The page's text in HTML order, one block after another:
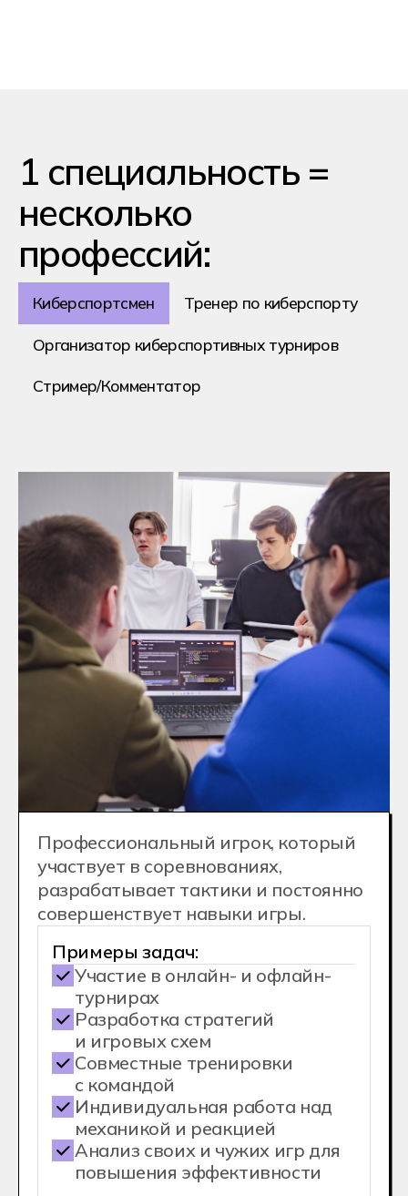
С дипломом
колледжа
вы cможете
Оставьте заявку на консультацию
менеджера приемной комиссии.
Мы ответим на все вопросы
А мне подойдет
профессия?
Без ЕГЭ по внутренним
Хекслет Колледжсотрудничает
, предлагая
поступление на льготных
условиях
Устроиться на работу
80% выпускников Хекслет
устраиваются на работу в IT
в течение 1 года после выпуска
Хекслет Колледжсотрудничает
с 30+ компаниями-
работодателями, для успешного
трудоустройства:
мы гарантируем вам
стажировки в реальных IT-
компаниях и активную помощь
в старте карьеры